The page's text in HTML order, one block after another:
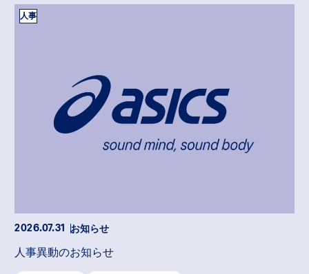
人事
2026.07.31 お知らせ
人事異動のお知らせ